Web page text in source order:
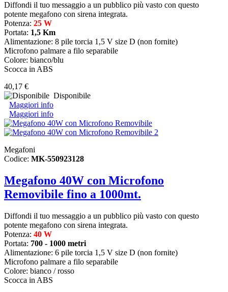
Diffondi il tuo messaggio a un pubblico più vasto con questo
potente megafono con sirena integrata.
Potenza: 25 W
Portata: 1,5 Km
Alimentazione: 8 pile torcia 1,5 V size D (non fornite)
Microfono palmare a filo separabile
Colore: bianco/blu
Scocca in ABS
40,17 €
Disponibile
Maggiori info
Maggiori info
Megafoni
Codice: MK-550923128
Megafono 40W con Microfono
Removibile fino a 1000mt.
Diffondi il tuo messaggio a un pubblico più vasto con questo
potente megafono con sirena integrata.
Potenza: 40 W
Portata: 700 - 1000 metri
Alimentazione: 6 pile torcia 1,5 V size D (non fornite)
Microfono palmare a filo separabile
Colore: bianco / rosso
Scocca in ABS